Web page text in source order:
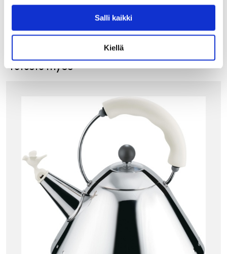
Salli kaikki
Kiellä
Tutustu myös